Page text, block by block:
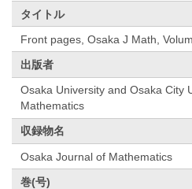
タイトル
Front pages, Osaka J Math,
出版者
Osaka University and Osaka City
Mathematics
収録物名
Osaka Journal of Mathematics
巻(号)